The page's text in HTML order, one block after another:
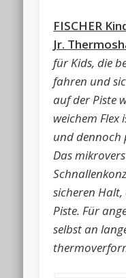
FISCHER
Jr.
für Kids, die
fahren und
auf der Piste
weichem Flex
und
Das
sicheren
Piste. Für
selbst an